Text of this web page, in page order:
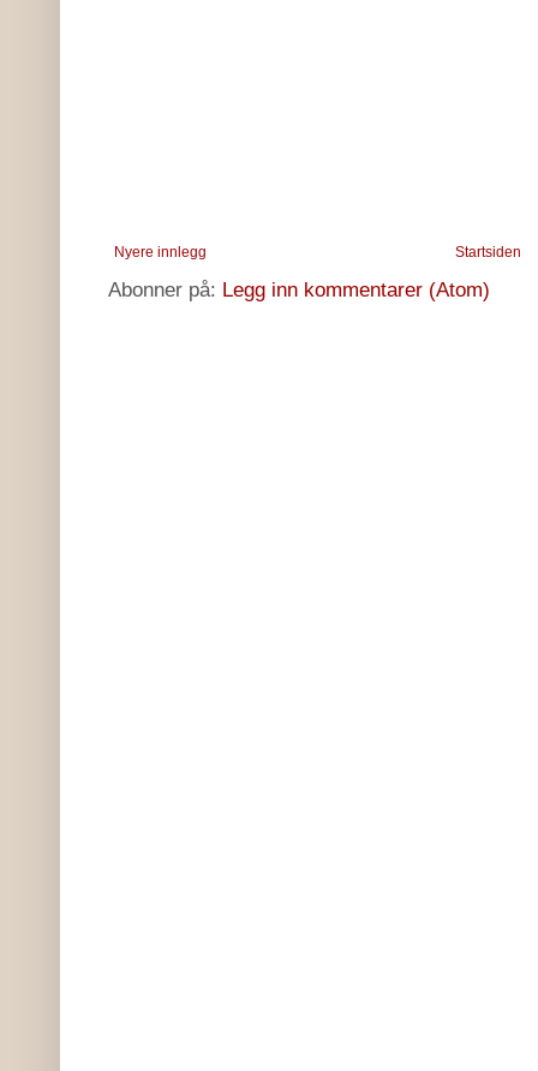
Nyere innlegg Startsiden
Abonner på: Legg inn kommentarer (Atom)